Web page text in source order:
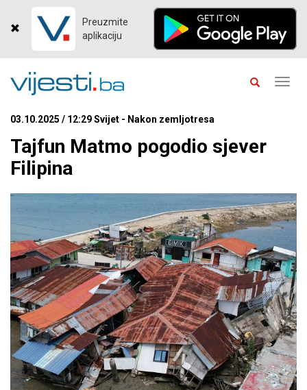
Preuzmite
aplikaciju
03.10.2025 / 12:29 Svijet - Nakon zemljotresa
Tajfun Matmo pogodio sjever
Filipina